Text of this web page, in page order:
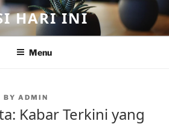
HARI INI
Menu
BY ADMIN
Kabar Terkini yang